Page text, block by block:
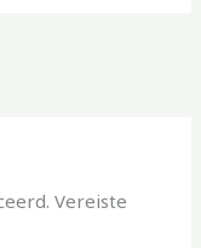
Vereiste